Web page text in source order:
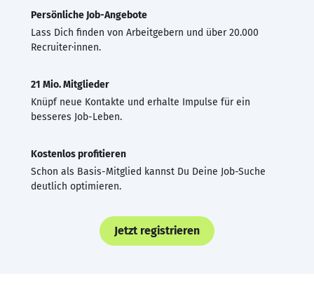
Persönliche Job-Angebote
Lass Dich finden von Arbeitgebern und über 20.000
Recruiter·innen.
21 Mio. Mitglieder
Knüpf neue Kontakte und erhalte Impulse für ein
besseres Job-Leben.
Kostenlos profitieren
Schon als Basis-Mitglied kannst Du Deine Job-Suche
deutlich optimieren.
Jetzt registrieren